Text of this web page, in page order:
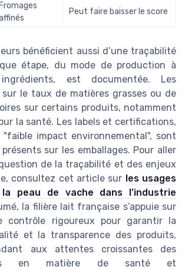
Fromages
Peut faire baisser le score
bénéficient aussi d’une traçabilité
étape, du mode de production à
est documentée. Les
le taux de matières grasses ou de
sur certains produits, notamment
la santé. Les labels et certifications,
"faible impact environnemental", sont
sur les emballages. Pour aller
de la traçabilité et des enjeux
consultez cet article sur les usages
peau de vache dans l’industrie
la filière lait française s’appuie sur
contrôle rigoureux pour garantir la
et la transparence des produits,
aux attentes croissantes des
en matière de santé et